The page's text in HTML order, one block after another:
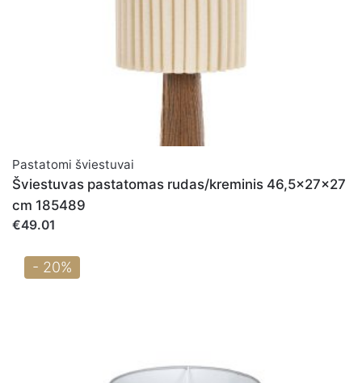
Pastatomi šviestuvai
Šviestuvas pastatomas rudas/kreminis 46,5x27x27
cm 185489
€49.01
- 20%